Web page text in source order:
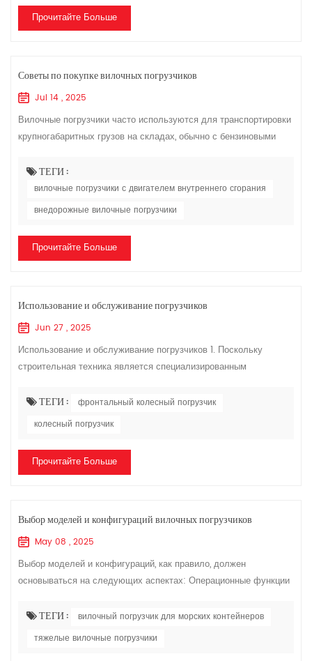
Прочитайте Больше
Советы по покупке вилочных погрузчиков
Jul 14 , 2025
Вилочные погрузчики часто используются для транспортировки
крупногабаритных грузов на складах, обычно с бензиновыми
выбору вилочных погрузчиков...
ТЕГИ :
вилочные погрузчики с двигателем внутреннего сгорания
внедорожные вилочные погрузчики
Прочитайте Больше
Использование и обслуживание погрузчиков
Jun 27 , 2025
Использование и обслуживание погрузчиков 1. Поскольку
строительная техника является специализированным
получить рекомендации производителя, п...
ТЕГИ :
фронтальный колесный погрузчик
колесный погрузчик
Прочитайте Больше
Выбор моделей и конфигураций вилочных погрузчиков
May 08 , 2025
Выбор моделей и конфигураций, как правило, должен
основываться на следующих аспектах: Операционные функции
горизонтальную обработку грузов, штабе...
ТЕГИ :
вилочный погрузчик для морских контейнеров
тяжелые вилочные погрузчики